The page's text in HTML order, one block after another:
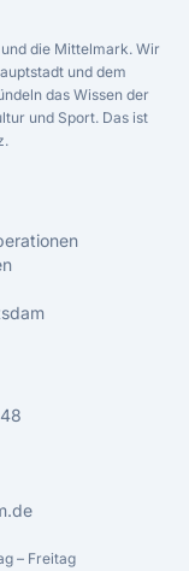
die Mittelmark. Wir
und dem
das Wissen der
und Sport. Das ist
– Freitag